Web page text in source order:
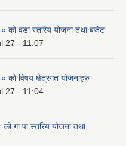
वडा स्तरिय योजना तथा बजेट
27 - 11:07
विषय क्षेत्रगत योजनाहरु
27 - 11:04
गा पा स्तरिय योजना तथा